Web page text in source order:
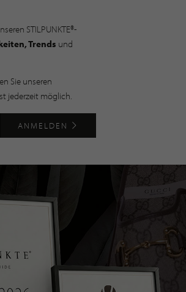
STILPUNKTE®-
Trends und
Sie unseren
jederzeit möglich.
ANMELDEN